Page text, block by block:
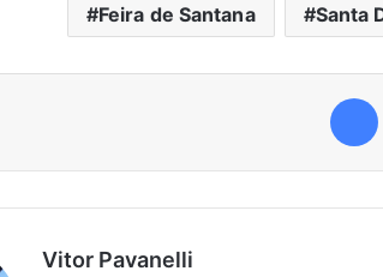
Feira de Santana Santa
Vitor Pavanelli